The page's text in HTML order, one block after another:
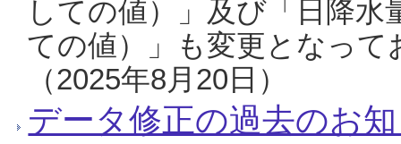
しての値）」及び「日降
ての値）」も変更となっ
（2025年8月20日）
データ修正の過去のお